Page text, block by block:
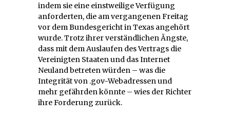
indem sie eine einstweilige Verfügung
anforderten, die am vergangenen Freitag
vor dem Bundesgericht in Texas angehört
wurde. Trotz ihrer verständlichen Ängste,
dass mit dem Auslaufen des Vertrags die
Vereinigten Staaten und das Internet
Neuland betreten würden – was die
Integrität von .gov-Webadressen und
mehr gefährden könnte – wies der Richter
ihre Forderung zurück.